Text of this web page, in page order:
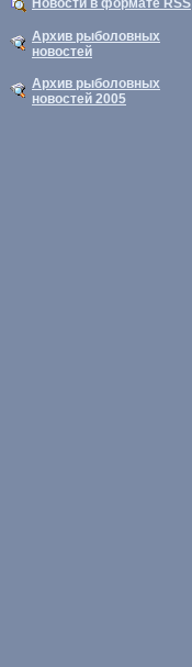
Новости в формате RSS
Архив рыболовных
новостей
Архив рыболовных
новостей 2005